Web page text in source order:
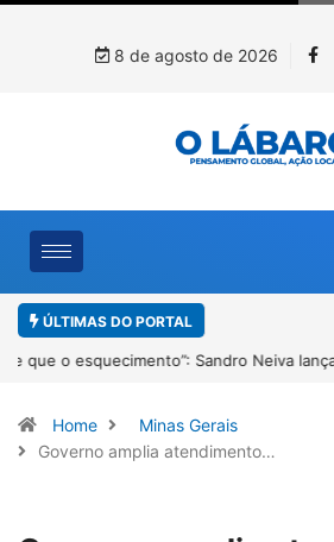
8 de agosto de 2026
ÚLTIMAS DO PORTAL
4º Fliparacatu tem inscrições abertas
Home
Minas Gerais
Governo amplia atendimento…